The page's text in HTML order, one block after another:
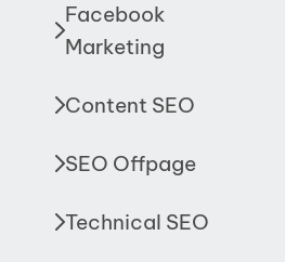
Facebook
Marketing
Content SEO
SEO Offpage
Technical SEO